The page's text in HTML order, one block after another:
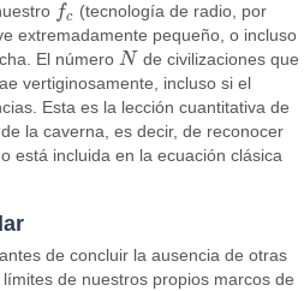
fc
fc (tecnología de radio, por
extremadamente pequeño, o incluso
El número N
N de civilizaciones que
vertiginosamente, incluso si el
Esta es la lección cuantitativa de
la caverna, es decir, de reconocer
está incluida en la ecuación clásica
de concluir la ausencia de otras
de nuestros propios marcos de